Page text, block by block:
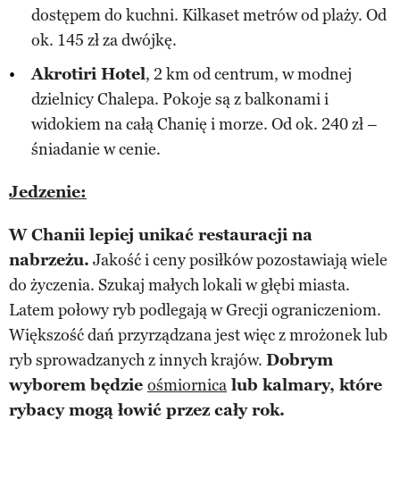
dostępem do kuchni. Kilkaset metrów od plaży. Od
ok. 145 zł za dwójkę.
Akrotiri Hotel, 2 km od centrum, w modnej
dzielnicy Chalepa. Pokoje są z balkonami i
widokiem na całą Chanię i morze. Od ok. 240 zł –
śniadanie w cenie.
Jedzenie:
W Chanii lepiej unikać restauracji na
nabrzeżu. Jakość i ceny posiłków pozostawiają wiele
do życzenia. Szukaj małych lokali w głębi miasta.
Latem połowy ryb podlegają w Grecji ograniczeniom.
Większość dań przyrządzana jest więc z mrożonek lub
ryb sprowadzanych z innych krajów. Dobrym
wyborem będzie ośmiornica lub kalmary, które
rybacy mogą łowić przez cały rok.